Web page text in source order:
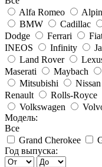
Alfa Romeo
BMW
Cadillac
Dodge
Ferrari
INEOS
Infinity
Land Rover
Maserati
Maybach
Mitsubishi
Nissan
Renault
Rolls-Royce
Volkswagen
Модель:
Все
Grand Cherokee
Год выпуска: